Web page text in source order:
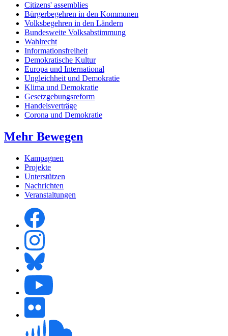
Citizens' assemblies
Bürgerbegehren in den Kommunen
Volksbegehren in den Ländern
Bundesweite Volksabstimmung
Wahlrecht
Informationsfreiheit
Demokratische Kultur
Europa und International
Ungleichheit und Demokratie
Klima und Demokratie
Gesetzgebungsreform
Handelsverträge
Corona und Demokratie
Mehr Bewegen
Kampagnen
Projekte
Unterstützen
Nachrichten
Veranstaltungen